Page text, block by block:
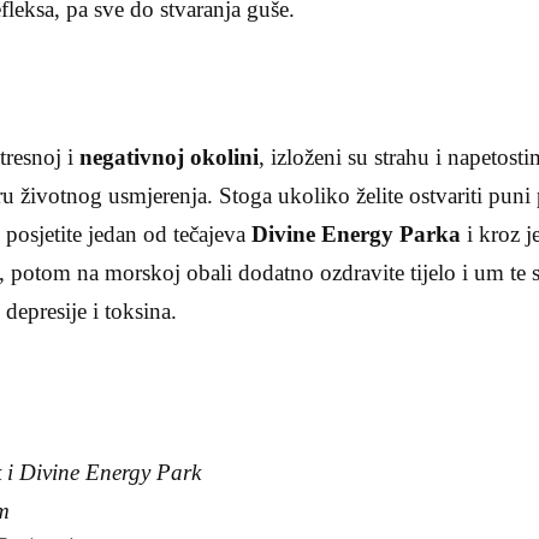
pa sve do stvaranja guše.
inegativnoj okolini, izloženi su strahu i
životnog usmjerenja. Stoga ukoliko želite ostvariti puni
jedan od tečajevaDivine Energy Parka i kroz
, potom na morskoj obali dodatno ozdravite tijelo i um te
i toksina.
Divine Energy Park